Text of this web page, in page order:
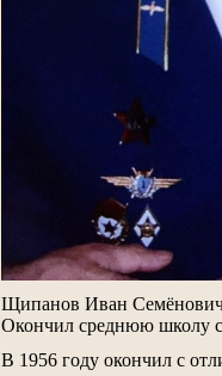
Щипанов Иван Семёнович
Окончил среднюю школу
В 1956 году окончил с